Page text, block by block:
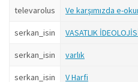
televarolus Ve karşımızda e-
serkan_isin VASATLIK
serkan_isin varlık
serkan_isin V Harfi